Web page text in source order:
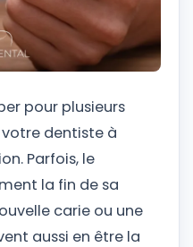
pour plusieurs
dentiste à
Parfois, le
la fin de sa
carie ou une
aussi en être la